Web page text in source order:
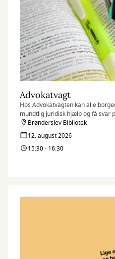
Advokatvagt
Hos Advokatvagten kan alle
mundtlig juridisk hjælp og få svar
spørgsmål i forbindelse med bl.a.
fast ejendom, leje af bolig,
Brønderslev Bibliotek
12. august 2026
15:30 - 16:30